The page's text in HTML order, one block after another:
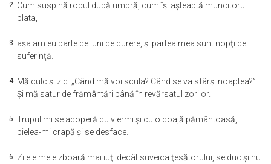
2 Cum suspină robul după umbră, cum îşi aşteaptă muncitorul
plata,
3 aşa am eu parte de luni de durere, şi partea mea sunt nopţi de
suferinţă.
4 Mă culc şi zic: „Când mă voi scula? Când se va sfârşi noaptea?”
Şi mă satur de frământări până în revărsatul zorilor.
5 Trupul mi se acoperă cu viermi şi cu o coajă pământoasă,
pielea-mi crapă şi se desface.
6 Zilele mele zboară mai iuţi decât suveica ţesătorului, se duc şi nu